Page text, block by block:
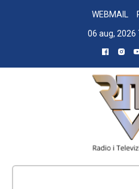
WEBMAIL
06 aug, 2026